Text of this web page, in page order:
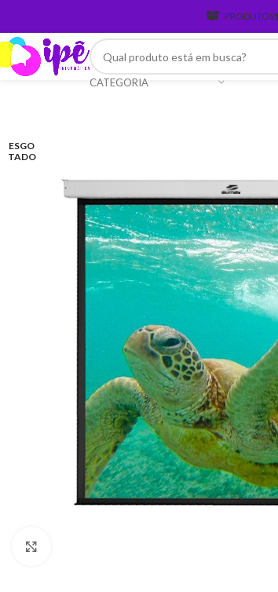
PRODUTOS
CATEGORIA
ESGO
TADO